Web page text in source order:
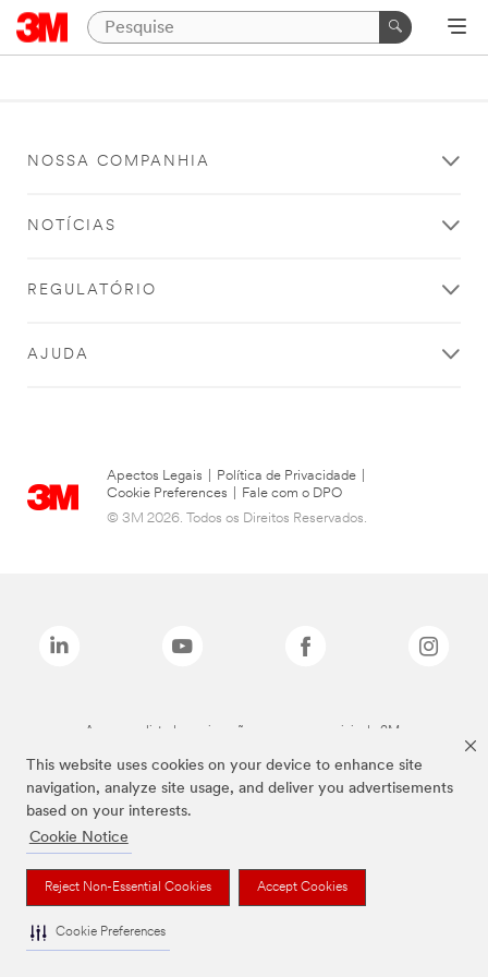
This website uses cookies on your device to enhance site
navigation, analyze site usage, and deliver you advertisements
based on your interests.
Cookie Notice
Reject Non-Essential Cookies Accept Cookies
Cookie Preferences
NOSSA COMPANHIA
NOTÍCIAS
REGULATÓRIO
AJUDA
Apectos Legais Política de Privacidade
Cookie Preferences
Fale com o DPO
© 3M 2026. Todos os Direitos Reservados.
As marcas listadas a cima são marcas comerciais da 3M.